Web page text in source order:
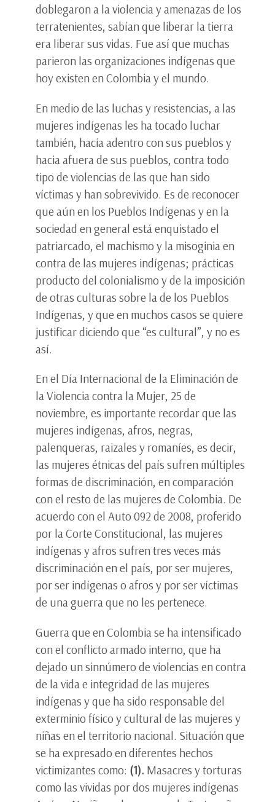
doblegaron a la violencia y amenazas de los
terratenientes, sabían que liberar la tierra
era liberar sus vidas. Fue así que muchas
parieron las organizaciones indígenas que
hoy existen en Colombia y el mundo.
En medio de las luchas y resistencias, a las
mujeres indígenas les ha tocado luchar
también, hacia adentro con sus pueblos y
hacia afuera de sus pueblos, contra todo
tipo de violencias de las que han sido
víctimas y han sobrevivido. Es de reconocer
que aún en los Pueblos Indígenas y en la
sociedad en general está enquistado el
patriarcado, el machismo y la misoginia en
contra de las mujeres indígenas; prácticas
producto del colonialismo y de la imposición
de otras culturas sobre la de los Pueblos
Indígenas, y que en muchos casos se quiere
justificar diciendo que “es cultural”, y no es
así.
En el Día Internacional de la Eliminación de
la Violencia contra la Mujer, 25 de
noviembre, es importante recordar que las
mujeres indígenas, afros, negras,
palenqueras, raizales y romaníes, es decir,
las mujeres étnicas del país sufren múltiples
formas de discriminación, en comparación
con el resto de las mujeres de Colombia. De
acuerdo con el Auto 092 de 2008, proferido
por la Corte Constitucional, las mujeres
indígenas y afros sufren tres veces más
discriminación en el país, por ser mujeres,
por ser indígenas o afros y por ser víctimas
de una guerra que no les pertenece.
Guerra que en Colombia se ha intensificado
con el conflicto armado interno, que ha
dejado un sinnúmero de violencias en contra
de la vida e integridad de las mujeres
indígenas y que ha sido responsable del
exterminio físico y cultural de las mujeres y
niñas en el territorio nacional. Situación que
se ha expresado en diferentes hechos
victimizantes como: (1). Masacres y torturas
como las vividas por dos mujeres indígenas